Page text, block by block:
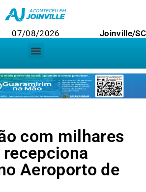
07/08/2026 Joinville/SC
com milhares
recepciona
Aeroporto de